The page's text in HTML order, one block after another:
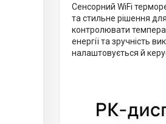
Сенсорний WiFi
та стильне рішення
контролювати
енергії та зручність
налаштовується й